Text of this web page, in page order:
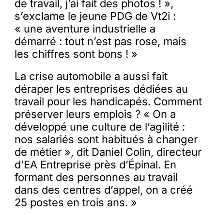
de travail, j’ai fait des photos ! »,
s’exclame le jeune PDG de Vt2i :
« une aventure industrielle a
démarré : tout n’est pas rose, mais
les chiffres sont bons ! »
La crise automobile a aussi fait
déraper les entreprises dédiées au
travail pour les handicapés. Comment
préserver leurs emplois ? « On a
développé une culture de l’agilité :
nos salariés sont habitués à changer
de métier », dit Daniel Colin, directeur
d’EA Entreprise près d’Épinal. En
formant des personnes au travail
dans des centres d’appel, on a créé
25 postes en trois ans. »